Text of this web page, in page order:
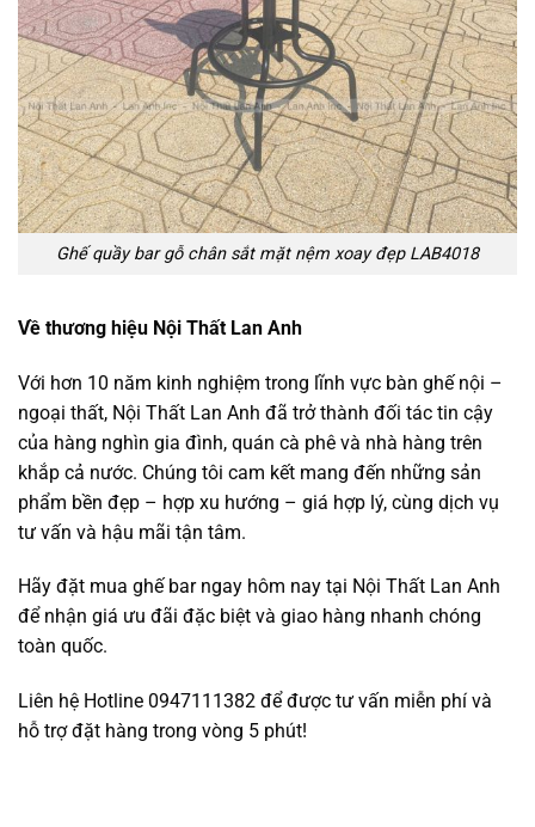
Ghế quầy bar gỗ chân sắt mặt nệm xoay đẹp LAB4018
Về thương hiệu Nội Thất Lan Anh
Với hơn 10 năm kinh nghiệm trong lĩnh vực bàn ghế nội –
ngoại thất, Nội Thất Lan Anh đã trở thành đối tác tin cậy
của hàng nghìn gia đình, quán cà phê và nhà hàng trên
khắp cả nước. Chúng tôi cam kết mang đến những sản
phẩm bền đẹp – hợp xu hướng – giá hợp lý, cùng dịch vụ
tư vấn và hậu mãi tận tâm.
Hãy đặt mua ghế bar ngay hôm nay tại Nội Thất Lan Anh
để nhận giá ưu đãi đặc biệt và giao hàng nhanh chóng
toàn quốc.
Liên hệ Hotline 0947111382 để được tư vấn miễn phí và
hỗ trợ đặt hàng trong vòng 5 phút!